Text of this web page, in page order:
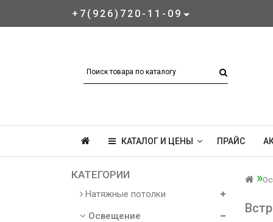
+7(926)720-11-09
КАТАЛОГ И ЦЕНЫ ПРАЙС
КАТЕГОРИИ
Натяжные потолки
Освещение